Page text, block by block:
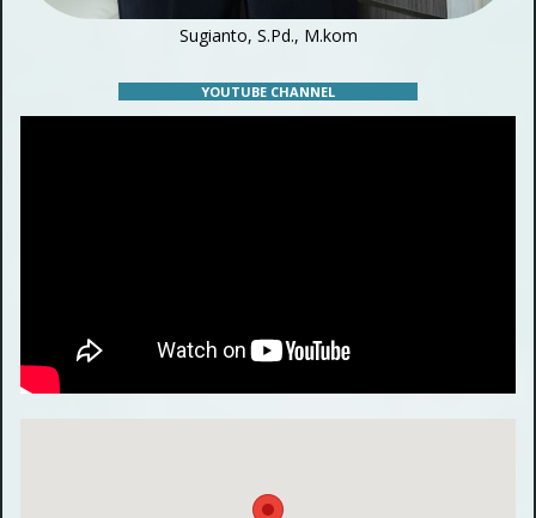
Sugianto, S.Pd., M.kom
YOUTUBE CHANNEL